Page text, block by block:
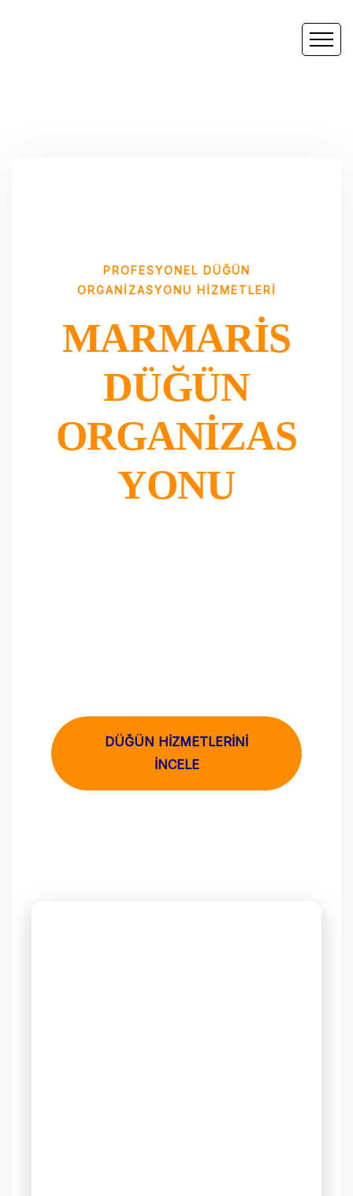
PROFESYONEL DÜĞÜN
ORGANIZASYONU HIZMETLERI
MARMARIS
DÜĞÜN
ORGANIZAS
YONU
DÜĞÜN HİZMETLERİNİ
İNCELE